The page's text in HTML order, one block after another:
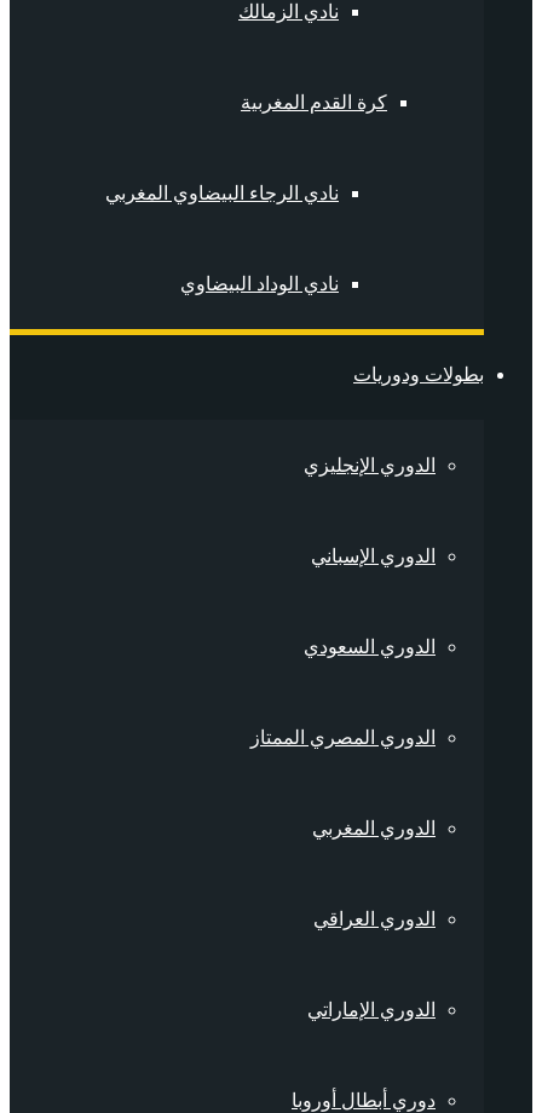
نادي الزمالك
كرة القدم المغربية
نادي الرجاء البيضاوي المغربي
نادي الوداد البيضاوي
بطولات ودوريات
الدوري الإنجليزي
الدوري الإسباني
الدوري السعودي
الدوري المصري الممتاز
الدوري المغربي
الدوري العراقي
الدوري الإماراتي
دوري أبطال أوروبا